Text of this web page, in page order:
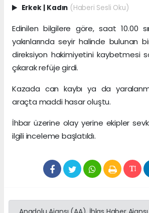
Erkek | Kadın (Haberi Sesli Oku)
Edinilen bilgilere göre, saat 10.00
yakınlarında seyir halinde bulunan
direksiyon hakimiyetini kaybetmesi
çıkarak refüje girdi.
Kazada can kaybı ya da
araçta maddi hasar oluştu.
İhbar üzerine olay yerine ekipler
ilgili inceleme başlatıldı.